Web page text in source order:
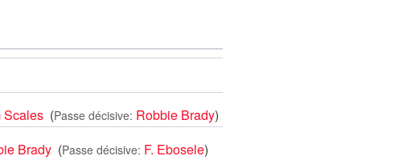
Scales (Passe décisive: Robbie Brady)
Brady (Passe décisive: F. Ebosele)